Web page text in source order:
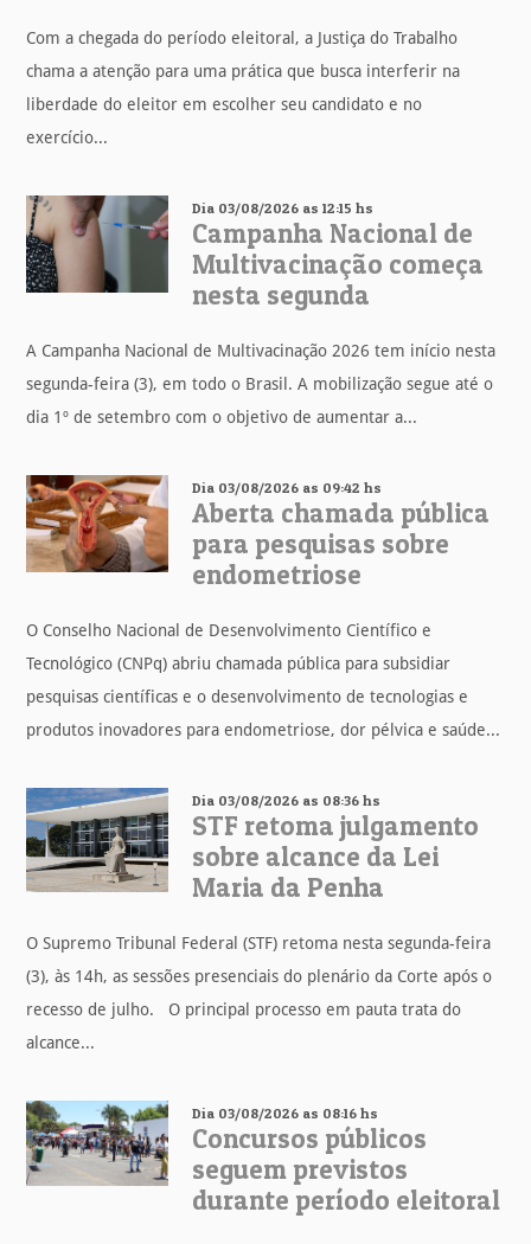
Com a chegada do período eleitoral, a Justiça do Trabalho
chama a atenção para uma prática que busca interferir na
liberdade do eleitor em escolher seu candidato e no
exercício...
Dia 03/08/2026 as 12:15 hs
Campanha Nacional de
Multivacinação começa
nesta segunda
A Campanha Nacional de Multivacinação 2026 tem início nesta
segunda-feira (3), em todo o Brasil. A mobilização segue até o
dia 1º de setembro com o objetivo de aumentar a...
Dia 03/08/2026 as 09:42 hs
Aberta chamada pública
para pesquisas sobre
endometriose
O Conselho Nacional de Desenvolvimento Científico e
Tecnológico (CNPq) abriu chamada pública para subsidiar
pesquisas científicas e o desenvolvimento de tecnologias e
produtos inovadores para endometriose, dor pélvica e saúde...
Dia 03/08/2026 as 08:36 hs
STF retoma julgamento
sobre alcance da Lei
Maria da Penha
O Supremo Tribunal Federal (STF) retoma nesta segunda-feira
(3), às 14h, as sessões presenciais do plenário da Corte após o
recesso de julho. O principal processo em pauta trata do
alcance...
Dia 03/08/2026 as 08:16 hs
Concursos públicos
seguem previstos
durante período eleitoral